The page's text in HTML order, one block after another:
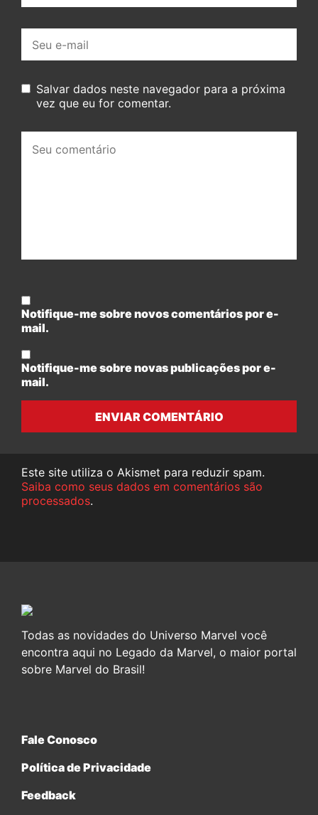
mail:
Salvar dados neste navegador para a próxima
vez que eu for comentar.
comentário:
Notifique-me sobre novos comentários por e-
mail.
Notifique-me sobre novas publicações por e-
mail.
ENVIAR COMENTÁRIO
Este site utiliza o Akismet para reduzir spam.
Saiba como seus dados em comentários são
processados.
Todas as novidades do Universo Marvel você
encontra aqui no Legado da Marvel, o maior portal
sobre Marvel do Brasil!
Fale Conosco
Política de Privacidade
Feedback